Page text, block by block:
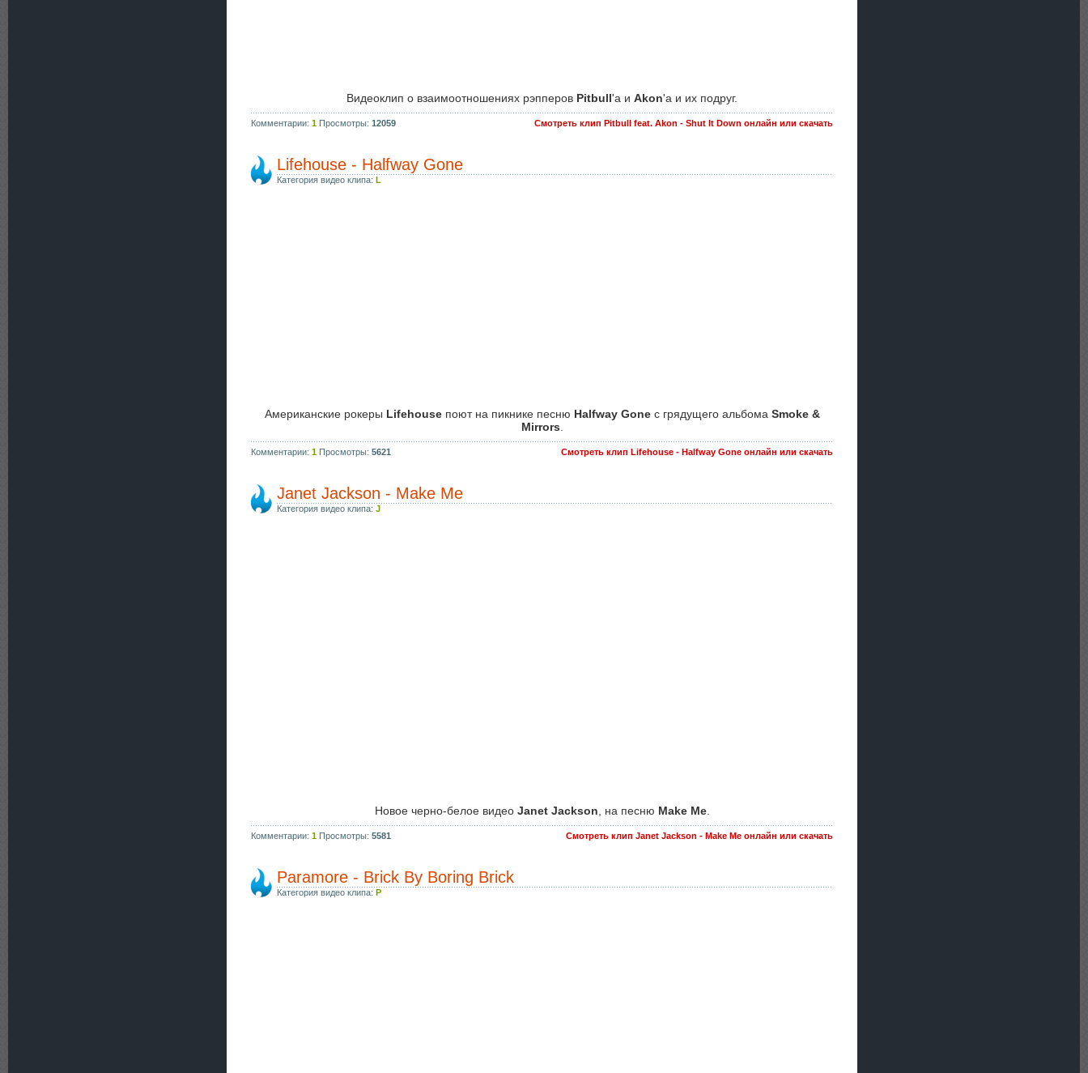
Видеоклип о взаимоотношениях рэпперов Pitbull'а и Akon'а и их подруг.
Комментарии: 1 Просмотры: 12059 Смотреть клип Pitbull feat. Akon - Shut It Down онлайн или скачать
Lifehouse - Halfway Gone
Категория видео клипа: L
Американские рокеры Lifehouseпоют на пикнике песню Halfway Goneс грядущего альбома Smoke &
Mirrors
Комментарии: 1 Просмотры: 5621 Смотреть клип Lifehouse - Halfway Gone онлайн или скачать
Janet Jackson - Make Me
Категория видео клипа: J
Новое черно-белое видео Janet Jackson , на песню Make Me.
Комментарии: 1 Просмотры: 5581 Смотреть клип Janet Jackson - Make Me онлайн или скачать
Paramore - Brick By Boring Brick
Категория видео клипа: P